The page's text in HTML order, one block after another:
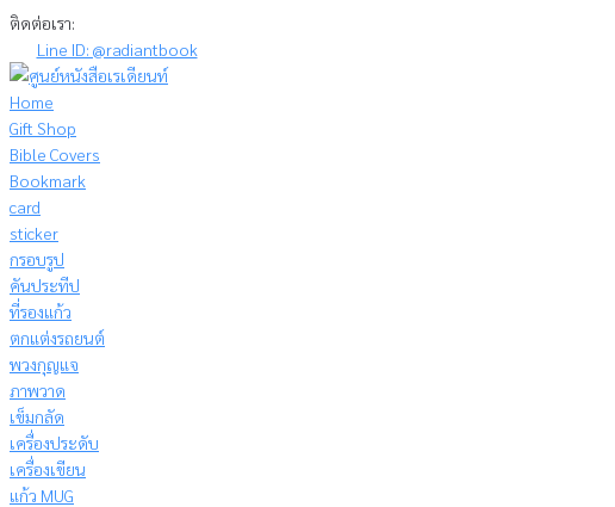
Skip
content
ติดต่อเรา:
Line ID: @radiantbook
Home
Gift Shop
Bible Covers
Bookmark
card
sticker
กรอบรูป
คันประทีป
ที่รองแก้ว
ตกแต่งรถยนต์
พวงกุญแจ
ภาพวาด
เข็มกลัด
เครื่องประดับ
เครื่องเขียน
แก้ว MUG